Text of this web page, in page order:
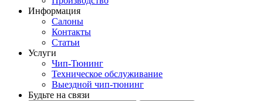
Информация
Салоны
Контакты
Статьи
Услуги
Чип-Тюнинг
Техническое обслуживание
Выездной чип-тюнинг
Будьте на связи